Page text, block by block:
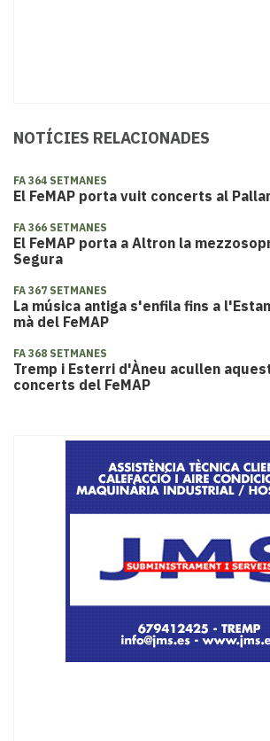
NOTÍCIES RELACIONADES
FA 364 SETMANES
El FeMAP porta vuit concerts al
FA 366 SETMANES
El FeMAP porta a Altron la
Segura
FA 367 SETMANES
La música antiga s'enfila fins a
mà del FeMAP
FA 368 SETMANES
Tremp i Esterri d'Àneu acullen
concerts del FeMAP